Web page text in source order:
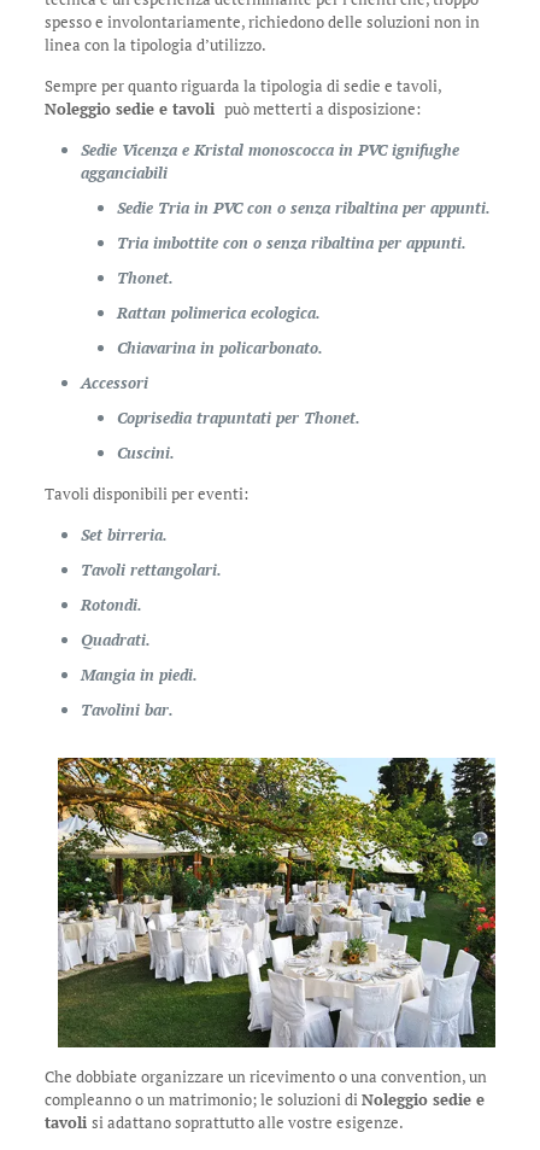
spesso e involontariamente, richiedono delle soluzioni non in
linea con la tipologia d’utilizzo.
Sempre per quanto riguarda la tipologia di sedie e tavoli,
Noleggio sedie e tavoli può metterti a disposizione:
Sedie Vicenza e Kristal monoscocca in PVC ignifughe
agganciabili
Sedie Tria in PVC con o senza ribaltina per appunti.
Tria imbottite con o senza ribaltina per appunti.
Thonet.
Rattan polimerica ecologica.
Chiavarina in policarbonato.
Accessori
Coprisedia trapuntati per Thonet.
Cuscini.
Tavoli disponibili per eventi:
Set birreria.
Tavoli rettangolari.
Rotondi.
Quadrati.
Mangia in piedi.
Tavolini bar.
Che dobbiate organizzare un ricevimento o una convention, un
compleanno o un matrimonio; le soluzioni di Noleggio sedie e
tavoli si adattano soprattutto alle vostre esigenze.